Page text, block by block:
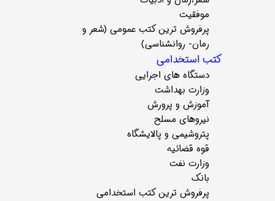
موفقیت
پرفروش ترین کتب عمومی (شعر و
رمان- روانشناسی)
کتب استخدامی
دستگاه های اجرایی
وزارت بهداشت
آموزش و پرورش
نیروهای مسلح
پتروشیمی و پالایشگاه
قوه قضائیه
وزارت نفت
بانک
پرفروش ترین کتب استخدامی